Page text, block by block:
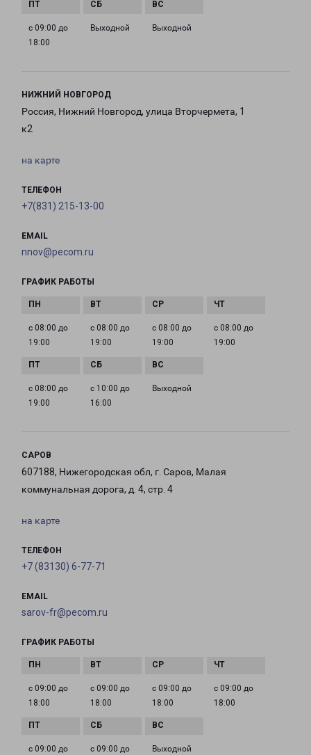
с 09:00 до
18:00
Выходной Выходной
НИЖНИЙ НОВГОРОД
Россия, Нижний Новгород, улица Вторчермета, 1
к2
на карте
ТЕЛЕФОН
+7(831) 215-13-00
EMAIL
nnov@pecom.ru
ГРАФИК РАБОТЫ
с 08:00 до
19:00
с 08:00 до
19:00
с 08:00 до
19:00
с 08:00 до
19:00
с 08:00 до
19:00
с 10:00 до
16:00
Выходной
САРОВ
607188, Нижегородская обл, г. Саров, Малая
коммунальная дорога, д. 4, стр. 4
на карте
ТЕЛЕФОН
+7 (83130) 6-77-71
EMAIL
sarov-fr@pecom.ru
ГРАФИК РАБОТЫ
с 09:00 до
18:00
с 09:00 до
18:00
с 09:00 до
18:00
с 09:00 до
18:00
с 09:00 до
с 09:00 до
Выходной